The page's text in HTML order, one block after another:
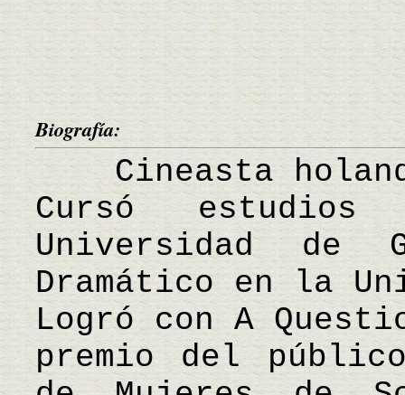
Biografía:
Cineasta
Cursó
Universidad de
Dramático en la
Logró con A
premio del